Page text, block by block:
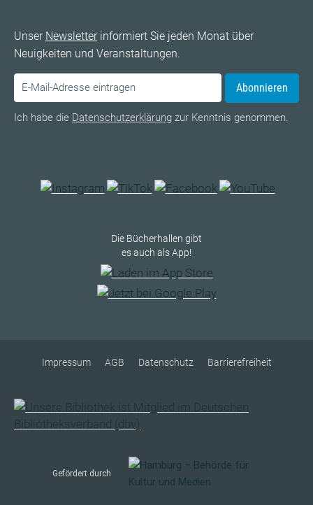
Unser Newsletterinformiert Sie jeden Monat über
Neuigkeiten und Veranstaltungen.
Abonnieren
Ich habe die Datenschutzerklärung zur Kenntnis genommen.
Die Bücherhallen gibt
es auch als App!
Impressum AGB Datenschutz Barrierefreiheit
Gefördert durch